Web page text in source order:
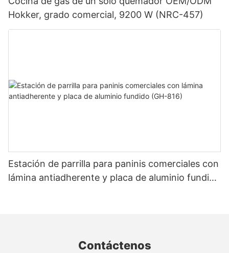
Hokker, grado comercial, 9200 W (NRC-457)
Estación de parrilla para paninis comerciales con
lámina antiadherente y placa de aluminio fundido
Contáctenos